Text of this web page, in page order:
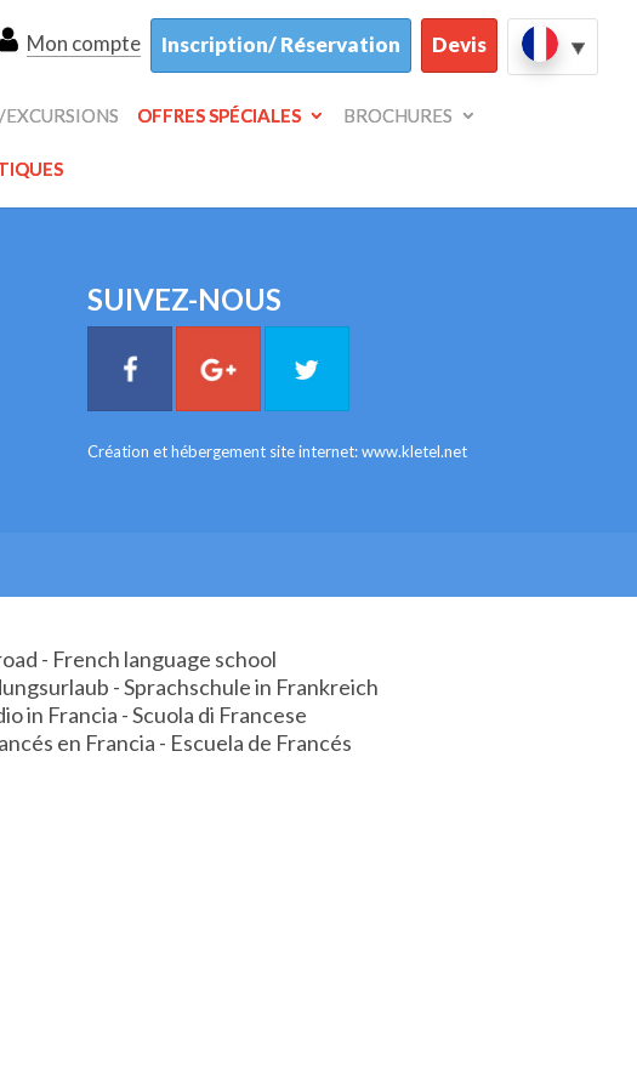
Mon compte Inscription/ Réservation Devis
OFFRES SPÉCIALES BROCHURES
SUIVEZ-NOUS
Création et hébergement site internet:www.kletel.net
- French language school
- Sprachschule in Frankreich
in Francia - Scuola di Francese
en Francia - Escuela de Francés